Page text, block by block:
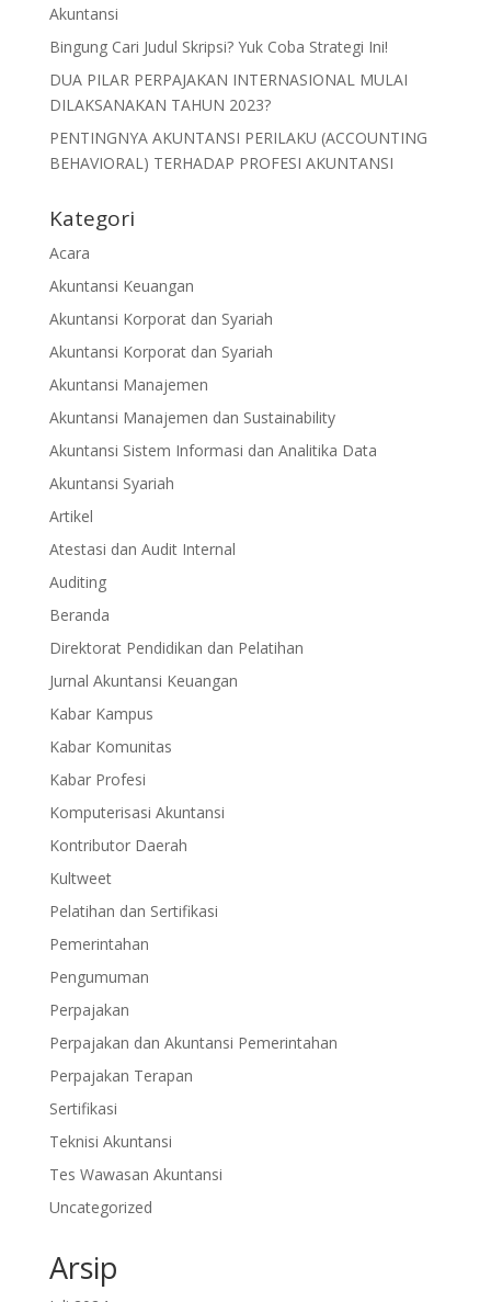
Akuntansi
Bingung Cari Judul Skripsi? Yuk Coba Strategi Ini!
DUA PILAR PERPAJAKAN INTERNASIONAL MULAI
DILAKSANAKAN TAHUN 2023?
PENTINGNYA AKUNTANSI PERILAKU (ACCOUNTING
BEHAVIORAL) TERHADAP PROFESI AKUNTANSI
Kategori
Acara
Akuntansi Keuangan
Akuntansi Korporat dan Syariah
Akuntansi Korporat dan Syariah
Akuntansi Manajemen
Akuntansi Manajemen dan Sustainability
Akuntansi Sistem Informasi dan Analitika Data
Akuntansi Syariah
Artikel
Atestasi dan Audit Internal
Auditing
Beranda
Direktorat Pendidikan dan Pelatihan
Jurnal Akuntansi Keuangan
Kabar Kampus
Kabar Komunitas
Kabar Profesi
Komputerisasi Akuntansi
Kontributor Daerah
Kultweet
Pelatihan dan Sertifikasi
Pemerintahan
Pengumuman
Perpajakan
Perpajakan dan Akuntansi Pemerintahan
Perpajakan Terapan
Sertifikasi
Teknisi Akuntansi
Tes Wawasan Akuntansi
Uncategorized
Arsip